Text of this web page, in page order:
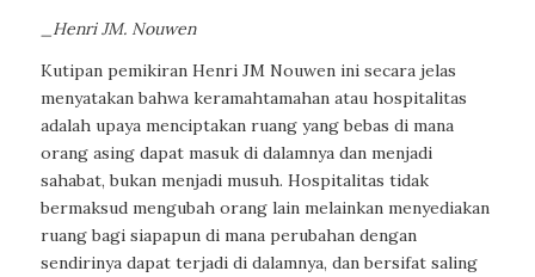
_Henri JM. Nouwen
Kutipan pemikiran Henri JM Nouwen ini secara jelas
menyatakan bahwa keramahtamahan atau hospitalitas
adalah upaya menciptakan ruang yang bebas di mana
orang asing dapat masuk di dalamnya dan menjadi
sahabat, bukan menjadi musuh. Hospitalitas tidak
bermaksud mengubah orang lain melainkan menyediakan
ruang bagi siapapun di mana perubahan dengan
sendirinya dapat terjadi di dalamnya, dan bersifat saling